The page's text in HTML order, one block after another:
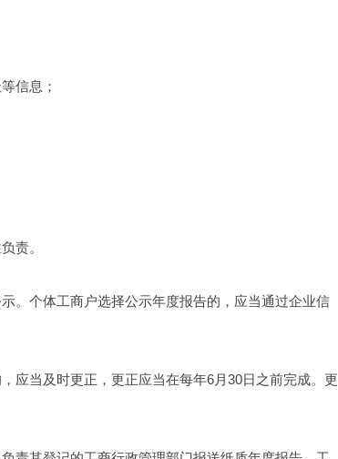
信息；
责。
个体工商户选择公示年度报告的，应当通过企业信
当及时更正，更正应当在每年6月30日之前完成。更